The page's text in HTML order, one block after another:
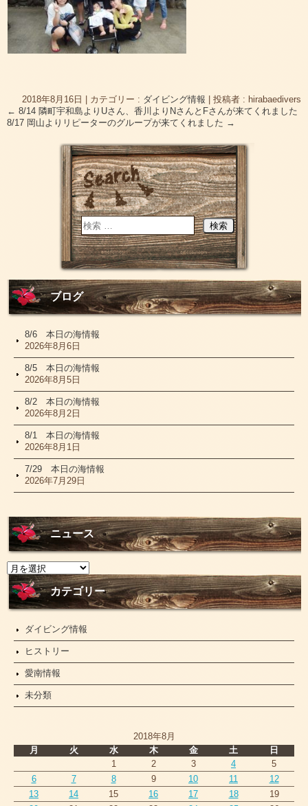
2018年8月16日 カテゴリー : ダイビング情報
投稿者 : hirabaedivers
← 8/14 隣町宇和島よりUさん、香川よりNさんとFさんが来てくれました
8/17 岡山よりリピーターのグループが来てくれました →
ブログ
8/6 本日の海情報
2026年8月6日
8/5 本日の海情報
2026年8月5日
8/2 本日の海情報
2026年8月2日
8/1 本日の海情報
2026年8月1日
7/29 本日の海情報
2026年7月29日
ニュース
ニ
ュ
ー
カテゴリー
ダイビング情報
ヒストリー
愛南情報
未分類
2018年8月
月
火 水 木 金 土
日
1
2 3 4
5
6
7 8 9 10 11
12
13
14 15 16 17 18
19